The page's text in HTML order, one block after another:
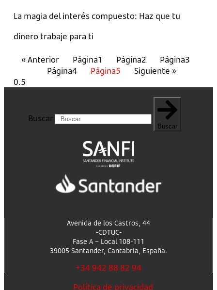
La magia del interés compuesto: Haz que tu
dinero trabaje para ti
« Anterior Página1 Página2 Página3
Página4 Página5 Siguiente »
Buscar
Buscar
Avenida de los Castros, 44
-CDTUC-
Fase A – Local 108-111
39005 Santander, Cantabria, España.
+34 942 88 82 94
Política de privacidad